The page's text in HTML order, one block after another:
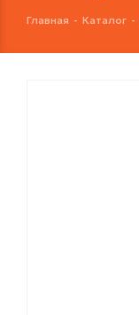
Главная - Каталог -